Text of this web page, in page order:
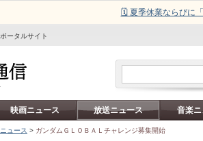
🗓️ 夏季休業ならびに
ータルサイト
映画ニュース 放送ニュース 音楽
ュース > ガンダムＧＬＯＢＡＬチャレンジ募集開始